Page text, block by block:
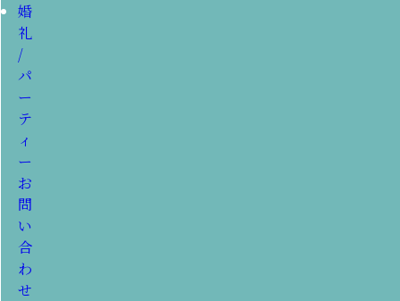
婚
礼
/
パ
ー
テ
ィ
ー
お
問
い
合
わ
せ